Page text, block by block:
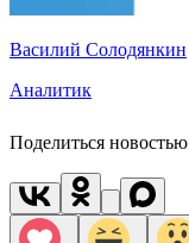
Василий Солодянкин
Аналитик
Поделиться новостью